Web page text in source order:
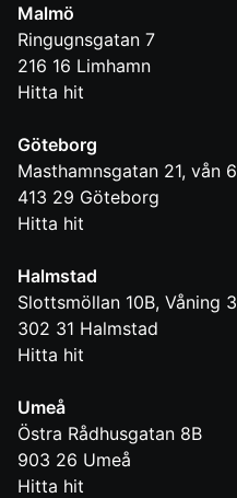
Malmö
Ringugnsgatan 7
216 16 Limhamn
Hitta hit
Göteborg
Masthamnsgatan 21, vån 6
413 29 Göteborg
Hitta hit
Halmstad
Slottsmöllan 10B, Våning 3
302 31 Halmstad
Hitta hit
Umeå
Östra Rådhusgatan 8B
903 26 Umeå
Hitta hit